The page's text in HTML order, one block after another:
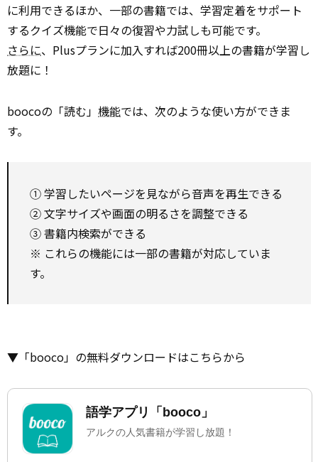
に利用できるほか、一部の書籍では、学習定着をサポート
するクイズ機能で日々の復習や力試しも可能です。
さらに、Plusプランに加入すれば200冊以上の書籍が学習し
放題に！
boocoの「読む」 機能では、次のような使い方ができま
す。
① 学習したいページを見ながら音声を再生できる
② 文字サイズや画面の明るさを調整できる
③ 書籍内検索ができる
※ これらの機能には一部の書籍が対応していま
す。
▼「booco」の無料ダウンロードはこちらから